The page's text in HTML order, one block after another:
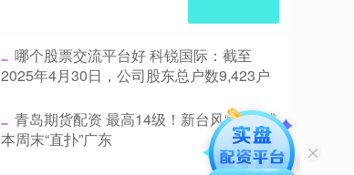
​哪个股票交流平台好 科锐国际：截至
2025年4月30日，公司股东总户数9,423户
​青岛期货配资 最高14级！新台风“红霞”或
本周末“直扑”广东